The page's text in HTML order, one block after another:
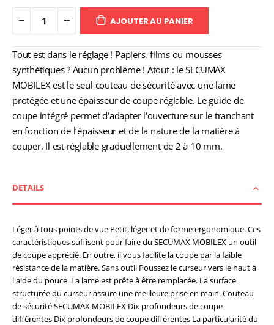
AJOUTER AU PANIER
Tout est dans le réglage ! Papiers, films ou mousses
synthétiques ? Aucun problème ! Atout : le SECUMAX
MOBILEX est le seul couteau de sécurité avec une lame
protégée et une épaisseur de coupe réglable. Le guide de
coupe intégré permet d‘adapter l‘ouverture sur le tranchant
en fonction de l‘épaisseur et de la nature de la matière à
couper. Il est réglable graduellement de 2 à 10 mm.
DETAILS
Léger à tous points de vue Petit, léger et de forme ergonomique. Ces
caractéristiques suffisent pour faire du SECUMAX MOBILEX un outil
de coupe apprécié. En outre, il vous facilite la coupe par la faible
résistance de la matière. Sans outil Poussez le curseur vers le haut à
l'aide du pouce. La lame est prête à être remplacée. La surface
structurée du curseur assure une meilleure prise en main. Couteau
de sécurité SECUMAX MOBILEX Dix profondeurs de coupe
différentes Dix profondeurs de coupe différentes La particularité du